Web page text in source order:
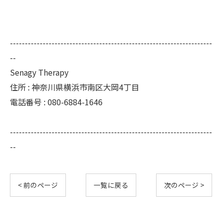
--------------------------------------------------------------------
--
Senagy Therapy
住所 : 神奈川県横浜市南区大岡4丁目
電話番号 : 080-6884-1646
--------------------------------------------------------------------
--
< 前のページ 一覧に戻る 次のページ >